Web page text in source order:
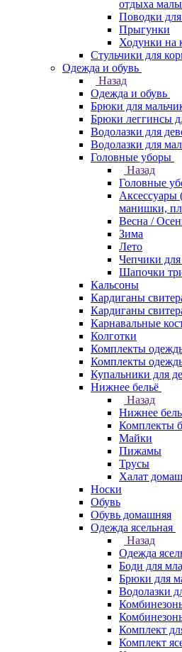
отдыха
Поводки
Прыгунки
Ходунки на
Стульчики для
Одежда и обувь
Назад
Одежда и обувь
Брюки для
Брюки леггинсы
Водолазки для
Водолазки для
Головные уборы
Назад
Головные
манишки,
Весна /
Зима
Лето
Чепчики
Шапочки
Кальсоны
Кардиганы
Кардиганы
Карнавальные
Колготки
Комплекты
Комплекты
Купальники для
Нижнее бельё
Назад
Нижнее
Комплекты
Майки
Пижамы
Трусы
Халат
Носки
Обувь
Обувь домашняя
Одежда ясельная
Назад
Одежда
Боди для
Брюки для
Водолазки
Комплект
Комплект